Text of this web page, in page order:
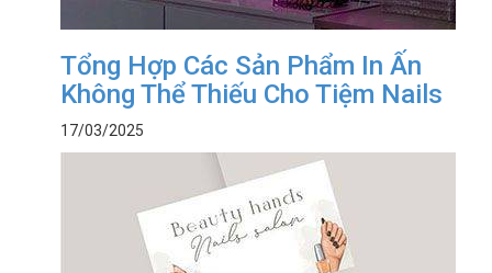
Tổng Hợp Các Sản Phẩm In Ấn
Không Thể Thiếu Cho Tiệm Nails
17/03/2025